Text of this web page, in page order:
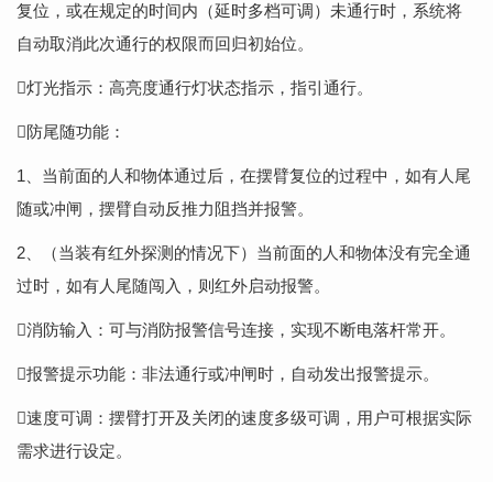
复位，或在规定的时间内（延时多档可调）未通行时，系统将
自动取消此次通行的权限而回归初始位。
灯光指示：高亮度通行灯状态指示，指引通行。
防尾随功能：
1、当前面的人和物体通过后，在摆臂复位的过程中，如有人尾
随或冲闸，摆臂自动反推力阻挡并报警。
2、（当装有红外探测的情况下）当前面的人和物体没有完全通
过时，如有人尾随闯入，则红外启动报警。
消防输入：可与消防报警信号连接，实现不断电落杆常开。
报警提示功能：非法通行或冲闸时，自动发出报警提示。
速度可调：摆臂打开及关闭的速度多级可调，用户可根据实际
需求进行设定。